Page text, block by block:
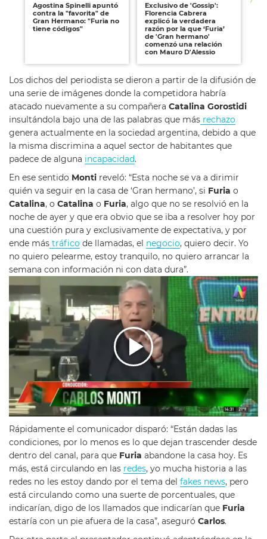
Agostina Spinelli apuntó
contra la "favorita" de
Gran Hermano: "Furia no
tiene códigos"
Exclusivo de 'Gossip':
Florencia Cabrera
explicó la verdadera
razón por la que ‘Furia’
de 'Gran hermano'
comenzó una relación
con Mauro D'Alessio
Los dichos del periodista se dieron a partir de la difusión de
una serie de imágenes donde la competidora habría
atacado nuevamente a su compañera Catalina Gorostidi
insultándola bajo una de las palabras que más rechazo
genera actualmente en la sociedad argentina, debido a que
la misma discrimina a aquel sector de habitantes que
padece de alguna incapacidad.
En ese sentido Monti reveló: “Esta noche se va a dirimir
quién va seguir en la casa de ‘Gran hermano’, si Furia o
Catalina, o Catalina o Furia, algo que no se resolvió en la
noche de ayer y que era obvio que se iba a resolver hoy por
una cuestión pura y exclusivamente de expectativa, y por
ende más tráfico de llamadas, el negocio, quiero decir. Yo
no quiero pelearme, estoy tranquilo, no quiero arrancar la
semana con información ni con data dura”.
Rápidamente el comunicador disparó: “Están dadas las
condiciones, por lo menos es lo que dejan trascender desde
dentro del canal, para que Furia abandone la casa hoy. Es
más, está circulando en las redes, yo mucha historia a las
redes no les estoy dando por el tema del fakes news, pero
está circulando como una suerte de porcentuales, que
indicarían, digo de los llamados que indicarían que Furia
estaría con un pie afuera de la casa”, aseguró Carlos.